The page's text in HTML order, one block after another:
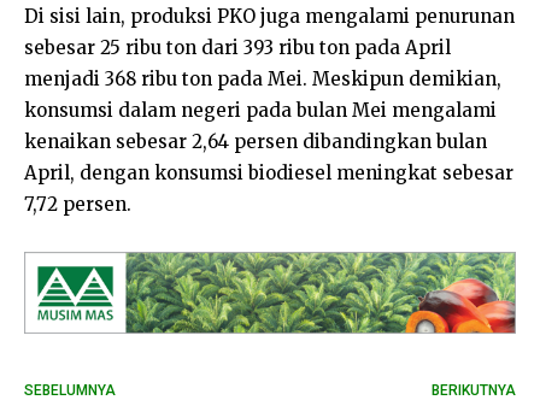
Di sisi lain, produksi PKO juga mengalami penurunan
sebesar 25 ribu ton dari 393 ribu ton pada April
menjadi 368 ribu ton pada Mei. Meskipun demikian,
konsumsi dalam negeri pada bulan Mei mengalami
kenaikan sebesar 2,64 persen dibandingkan bulan
April, dengan konsumsi biodiesel meningkat sebesar
7,72 persen.
SEBELUMNYA BERIKUTNYA